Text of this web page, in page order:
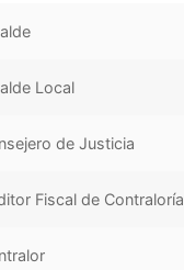
Local
de Justicia
Fiscal de Contraloría